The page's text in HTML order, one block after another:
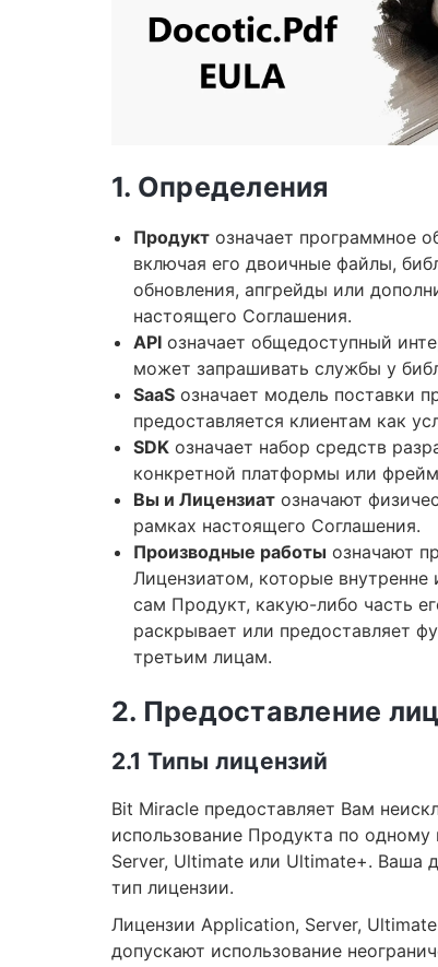
1. Определения
Продукт означает программное
включая его двоичные файлы,
обновления, апгрейды или
настоящего Соглашения.
API означает общедоступный
может запрашивать службы у
SaaS означает модель поставки
предоставляется клиентам как
SDK означает набор средств
конкретной платформы или
Вы и Лицензиат означают
рамках настоящего Соглашения.
Производные работы означают
Лицензиатом, которые
сам Продукт, какую-либо часть
раскрывает или предоставляет
третьим лицам.
2. Предоставление
2.1 Типы лицензий
Bit Miracle предоставляет Вам
использование Продукта по
Server, Ultimate или Ultimate+. Ваша
тип лицензии.
Лицензии Application, Server,
допускают использование